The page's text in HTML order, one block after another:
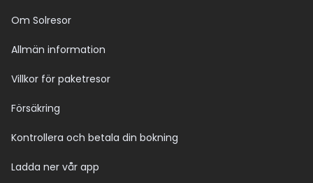
Om Solresor
Allmän information
Villkor för paketresor
Försäkring
Kontrollera och betala din bokning
Ladda ner vår app